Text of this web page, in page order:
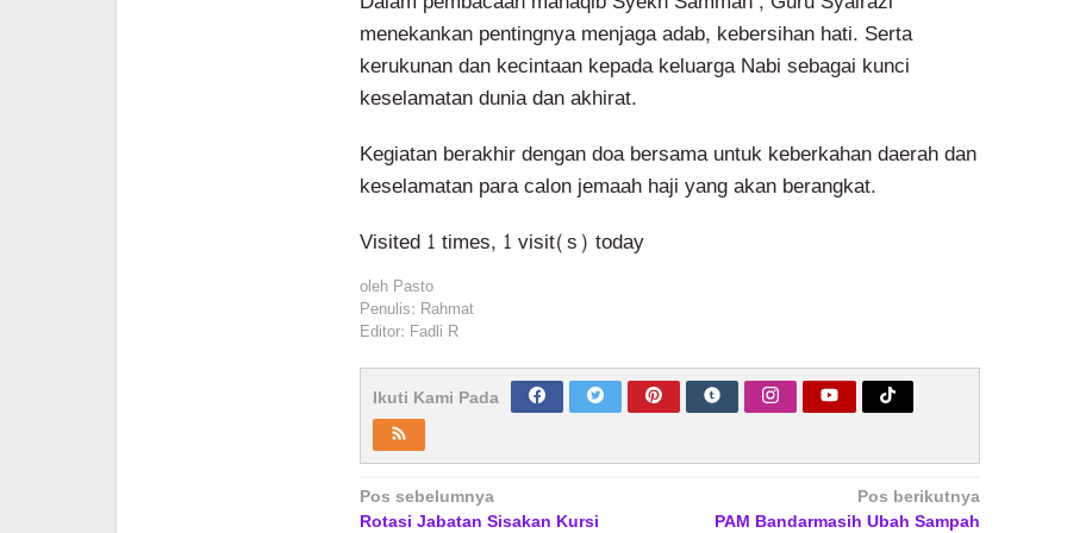
menekankan pentingnya menjaga adab, kebersihan hati. Serta
kerukunan dan kecintaan kepada keluarga Nabi sebagai kunci
keselamatan dunia dan akhirat.
Kegiatan berakhir dengan doa bersama untuk keberkahan daerah dan
keselamatan para calon jemaah haji yang akan berangkat.
Visited 1 times, 1 visit(s) today
oleh Pasto
Penulis: Rahmat
Editor: Fadli R
Ikuti Kami Pada
Navigasi
Pos sebelumnya
Rotasi Jabatan Sisakan Kursi
Pos berikutnya
PAM Bandarmasih Ubah Sampah